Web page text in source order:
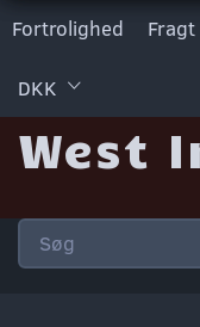
Fortrolighed
DKK
West